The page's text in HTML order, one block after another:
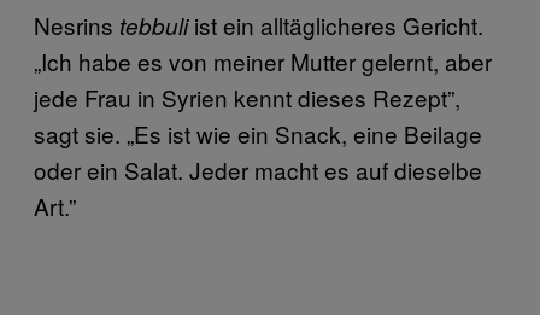
Nesrins tebbuliist ein alltäglicheres Gericht.
„Ich habe es von meiner Mutter gelernt, aber
jede Frau in Syrien kennt dieses Rezept”,
sagt sie. „Es ist wie ein Snack, eine Beilage
oder ein Salat. Jeder macht es auf dieselbe
Art.”